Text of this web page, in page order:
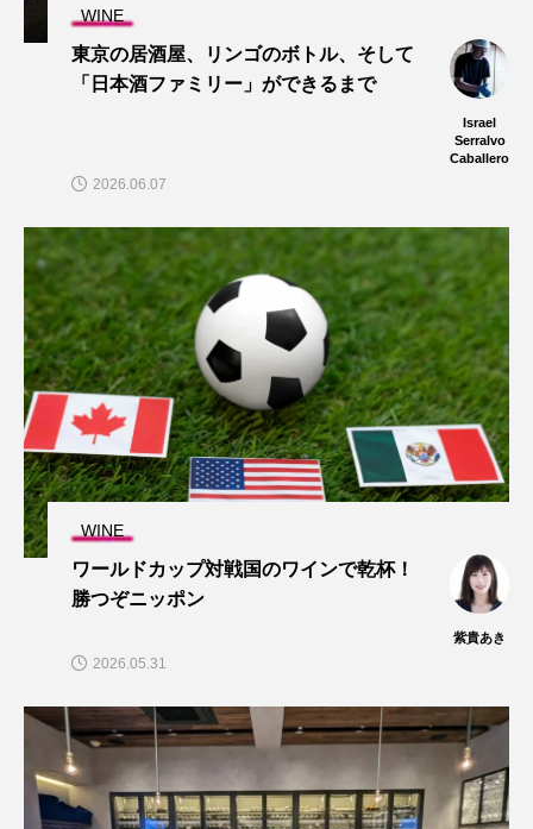
WINE
東京の居酒屋、リンゴのボトル、そして
「日本酒ファミリー」ができるまで
Israel
Serralvo
Caballero
2026.06.07
WINE
ワールドカップ対戦国のワインで乾杯！
勝つぞニッポン
紫貴あき
2026.05.31